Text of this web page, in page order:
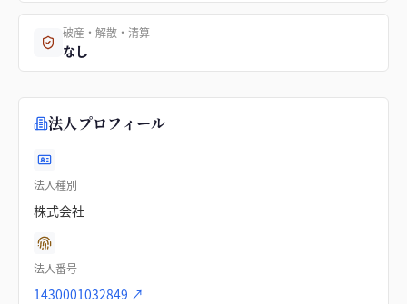
破産・解散・清算
なし
法人プロフィール
法人種別
株式会社
法人番号
1430001032849 ↗